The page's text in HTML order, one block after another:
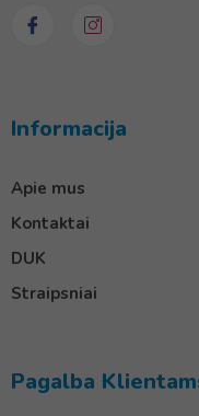
Informacija
Apie mus
Kontaktai
DUK
Straipsniai
Pagalba